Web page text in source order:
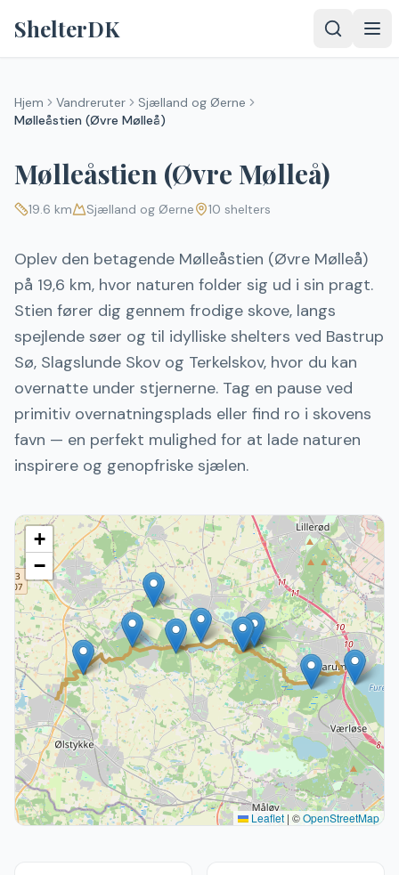
ShelterDK
Hjem Vandreruter
Sjælland og Øerne
Mølleåstien (Øvre Mølleå)
Mølleåstien (Øvre Mølleå)
19.6 km Sjælland og Øerne 10 shelters
Oplev den betagende Mølleåstien (Øvre Mølleå)
på 19,6 km, hvor naturen folder sig ud i sin pragt.
Stien fører dig gennem frodige skove, langs
spejlende søer og til idylliske shelters ved Bastrup
Sø, Slagslunde Skov og Terkelskov, hvor du kan
overnatte under stjernerne. Tag en pause ved
primitiv overnatningsplads eller find ro i skovens
favn — en perfekt mulighed for at lade naturen
inspirere og genopfriske sjælen.
+
−
Leaflet | ©OpenStreetMap